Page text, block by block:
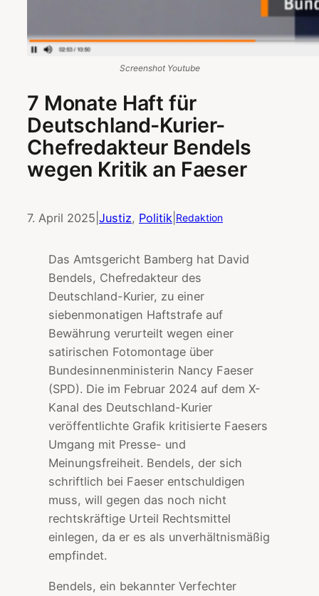
Screenshot Youtube
7 Monate Haft für
Deutschland-Kurier-
Chefredakteur Bendels
wegen Kritik an Faeser
7. April 2025 Justiz, Politik Redaktion
Das Amtsgericht Bamberg hat David
Bendels, Chefredakteur des
Deutschland-Kurier, zu einer
siebenmonatigen Haftstrafe auf
Bewährung verurteilt wegen einer
satirischen Fotomontage über
Bundesinnenministerin Nancy Faeser
(SPD). Die im Februar 2024 auf dem X-
Kanal des Deutschland-Kurier
veröffentlichte Grafik kritisierte Faesers
Umgang mit Presse- und
Meinungsfreiheit. Bendels, der sich
schriftlich bei Faeser entschuldigen
muss, will gegen das noch nicht
rechtskräftige Urteil Rechtsmittel
einlegen, da er es als unverhältnismäßig
empfindet.
Bendels, ein bekannter Verfechter